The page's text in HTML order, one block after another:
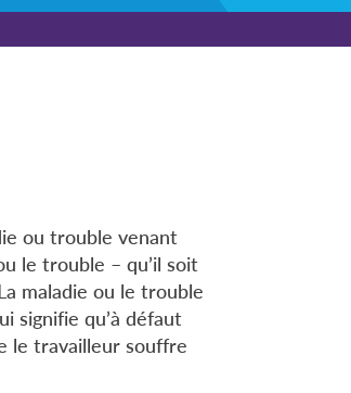
ou trouble venant
le trouble – qu’il soit
maladie ou le trouble
signifie qu’à défaut
le travailleur souffre